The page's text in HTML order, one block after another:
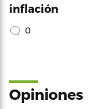
inflación
0
Opiniones